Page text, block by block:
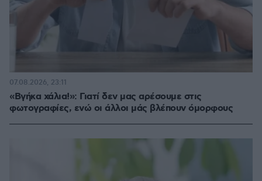
«Βγήκα χάλια!»: Γιατί δεν μας αρέσουμε στις
φωτογραφίες, ενώ οι άλλοι μάς βλέπουν όμορφους
07.08.2026, 23:11